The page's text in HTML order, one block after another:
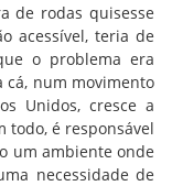
de rodas quisesse
acessível, teria de
o problema era
cá, num movimento
Unidos, cresce a
todo, é responsável
um ambiente onde
necessidade de